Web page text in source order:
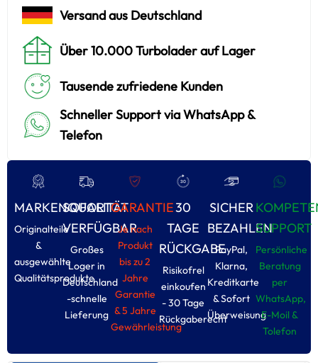
Versand aus Deutschland
Über 10.000 Turbolader auf Lager
Tausende zufriedene Kunden
Schneller Support via WhatsApp &
Telefon
MARKENQUALITÄT
Originalteile
&
ausgewählte
Qualitätsprodukte
SOFORT
VERFÜGBAR
Großes
Loger in
Deutschland
-schnelle
Lieferung
GARANTIE
Je nach
Produkt
bis zu 2
Jahre
Garantie
& 5 Jahre
Gewährleistung
30
TAGE
RÜCKGABE
Risikofrel
einkoufen
- 30 Tage
Rückgaberecht
SICHER
BEZAHLEN
PayPal,
Klarna,
Kreditkarte
& Sofort
Überweisung
SUPPORT
Persönliche
Beratung
per
WhatsApp,
E-Moil &
Tolefon